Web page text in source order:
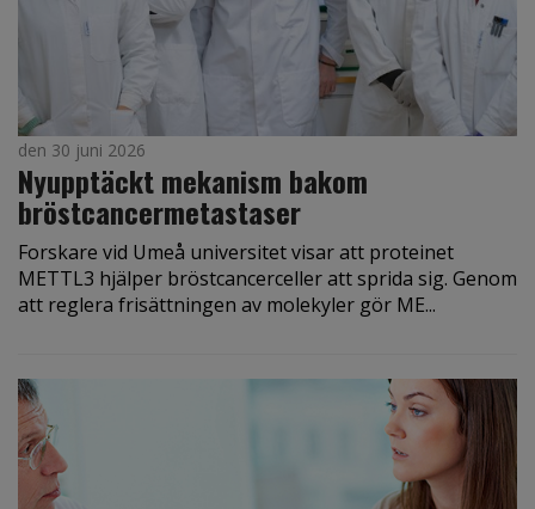
den 30 juni 2026
Nyupptäckt mekanism bakom
bröstcancermetastaser
Forskare vid Umeå universitet visar att proteinet
METTL3 hjälper bröstcancerceller att sprida sig. Genom
att reglera frisättningen av molekyler gör ME...